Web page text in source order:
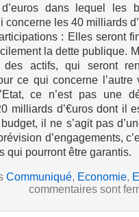
dans lequel les
concerne les 40 milliards
: Elles seront
la dette publique.
actifs, qui seront
ce qui concerne
ce n’est pas une
milliards d’€uros dont il
il ne s’agit pas
d’engagements,
qui pourront être garantis.
Communiqué, Economie,
commentaires sont